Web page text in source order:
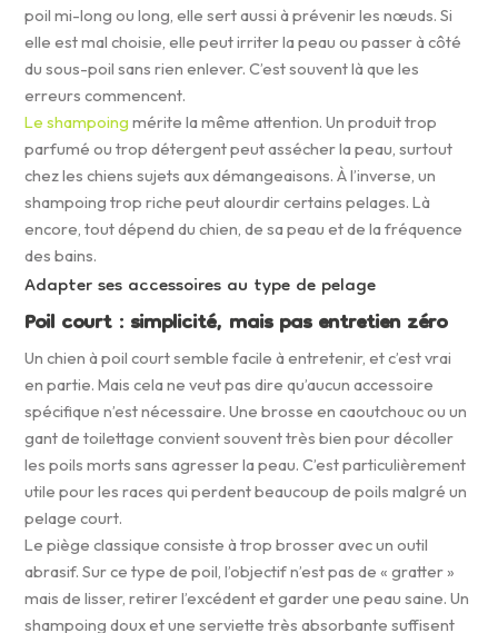
poil mi-long ou long, elle sert aussi à prévenir les nœuds. Si
elle est mal choisie, elle peut irriter la peau ou passer à côté
du sous-poil sans rien enlever. C’est souvent là que les
erreurs commencent.
Le shampoing mérite la même attention. Un produit trop
parfumé ou trop détergent peut assécher la peau, surtout
chez les chiens sujets aux démangeaisons. À l’inverse, un
shampoing trop riche peut alourdir certains pelages. Là
encore, tout dépend du chien, de sa peau et de la fréquence
des bains.
Adapter ses accessoires au type de pelage
Poil court : simplicité, mais pas entretien zéro
Un chien à poil court semble facile à entretenir, et c’est vrai
en partie. Mais cela ne veut pas dire qu’aucun accessoire
spécifique n’est nécessaire. Une brosse en caoutchouc ou un
gant de toilettage convient souvent très bien pour décoller
les poils morts sans agresser la peau. C’est particulièrement
utile pour les races qui perdent beaucoup de poils malgré un
pelage court.
Le piège classique consiste à trop brosser avec un outil
abrasif. Sur ce type de poil, l’objectif n’est pas de « gratter »
mais de lisser, retirer l’excédent et garder une peau saine. Un
shampoing doux et une serviette très absorbante suffisent